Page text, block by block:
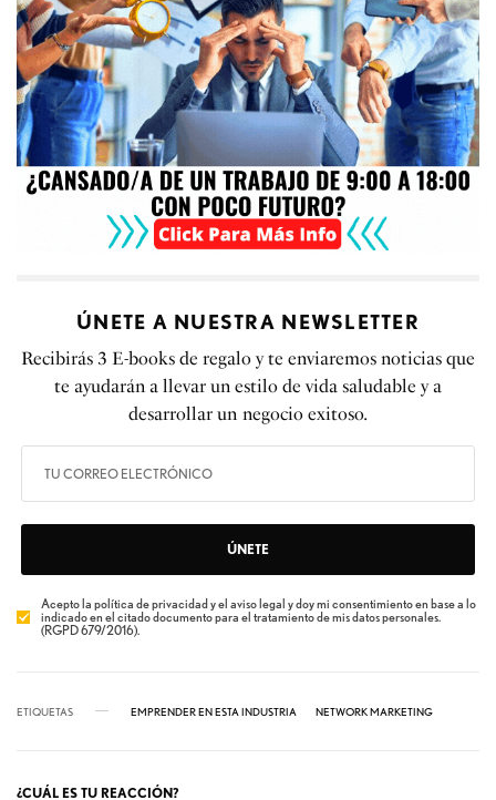
ÚNETE A NUESTRA NEWSLETTER
Recibirás 3 E-books de regalo y te enviaremos noticias que
te ayudarán a llevar un estilo de vida saludable y a
desarrollar un negocio exitoso.
ÚNETE
Acepto la política de privacidad y el aviso legal y doy mi consentimiento en base a lo
indicado en el citado documento para el tratamiento de mis datos personales.
(RGPD 679/2016).
ETIQUETAS EMPRENDER EN ESTA INDUSTRIA NETWORK MARKETING
¿CUÁL ES TU REACCIÓN?